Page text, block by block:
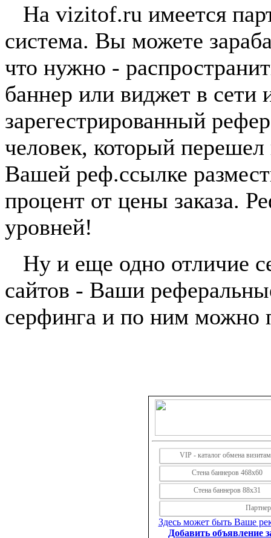
На vizitof.ru имеется
система. Вы можете
что нужно -
баннер или виджет в сети
зарегестрированный
человек, который
Вашей реф.ссылке
процент от цены заказа.
уровней!
Ну и еще одно отличие
сайтов - Ваши
серфинга и по ним можно
VIP - каталог обмена
Стена баннеров 468х60
Стена баннеров 88х31
Здесь может быть Ваше
Добавить объявление